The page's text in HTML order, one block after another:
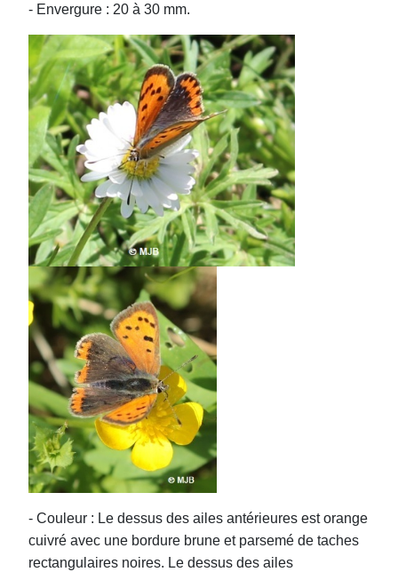
- Envergure : 20 à 30 mm.
- Couleur : Le dessus des ailes antérieures est orange
cuivré avec une bordure brune et parsemé de taches
rectangulaires noires. Le dessus des ailes